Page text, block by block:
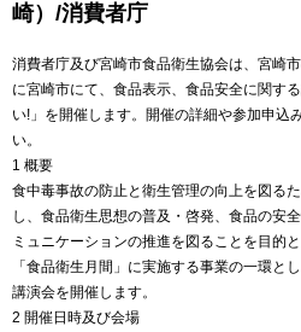
崎）/消費者庁
消費者庁及び宮崎市食品衛生協会は、宮崎
に宮崎市にて、食品表示、食品安全に関す
い!」を開催します。開催の詳細や参加申込
い。
1 概要
食中毒事故の防止と衛生管理の向上を図る
し、食品衛生思想の普及・啓発、食品の安
ミュニケーションの推進を図ることを目的
「食品衛生月間」に実施する事業の一環と
講演会を開催します。
2 開催日時及び会場